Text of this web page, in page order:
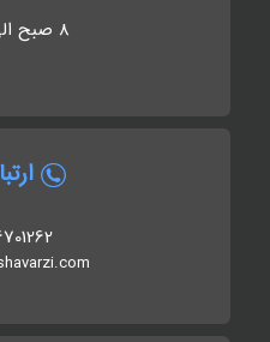
8 صبح الی 5 شب